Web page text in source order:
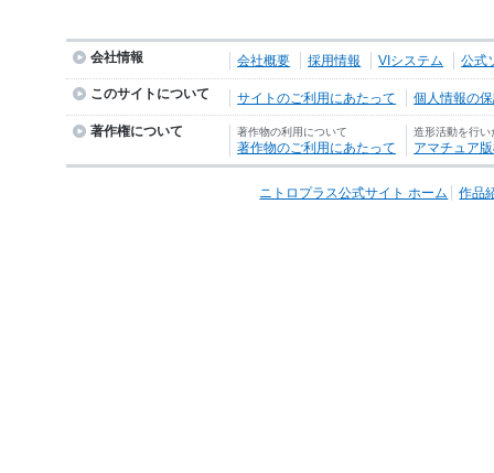
会社情報 会社概要 採用情報 VIシステム 公式
このサイトについて サイトのご利用にあたって 個人情報の
著作権について 著作物の利用について
著作物のご利用にあたって
造形活動を行い
アマチュア
ニトロプラス公式サイト ホーム 作品